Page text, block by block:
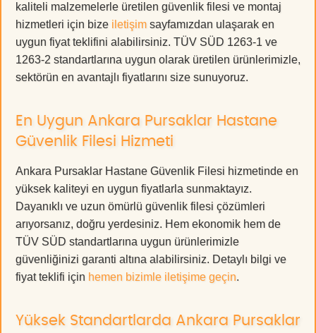
kaliteli malzemelerle üretilen güvenlik filesi ve montaj
hizmetleri için bize iletişim sayfamızdan ulaşarak en
uygun fiyat teklifini alabilirsiniz. TÜV SÜD 1263-1 ve
1263-2 standartlarına uygun olarak üretilen ürünlerimizle,
sektörün en avantajlı fiyatlarını size sunuyoruz.
En Uygun Ankara Pursaklar Hastane
Güvenlik Filesi Hizmeti
Ankara Pursaklar Hastane Güvenlik Filesi hizmetinde en
yüksek kaliteyi en uygun fiyatlarla sunmaktayız.
Dayanıklı ve uzun ömürlü güvenlik filesi çözümleri
arıyorsanız, doğru yerdesiniz. Hem ekonomik hem de
TÜV SÜD standartlarına uygun ürünlerimizle
güvenliğinizi garanti altına alabilirsiniz. Detaylı bilgi ve
fiyat teklifi için hemen bizimle iletişime geçin.
Yüksek Standartlarda Ankara Pursaklar